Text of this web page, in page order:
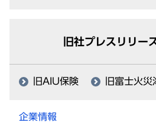
旧社プレスリリー
旧AIU保険 旧富士火災
企業情報